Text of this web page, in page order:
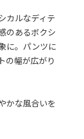
カルなディテ
のあるボクシ
に。パンツに
の幅が広がり
かな風合いを